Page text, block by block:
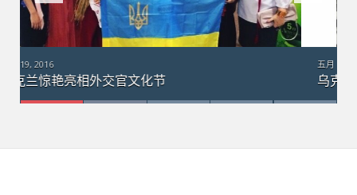
五月 18, 2016
乌克兰“梦幻”运输机在澳大利亚：引数千群众围观